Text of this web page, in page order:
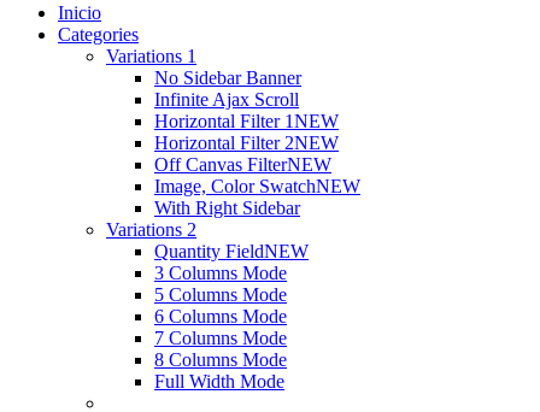
Inicio
Categories
Variations 1
No Sidebar Banner
Infinite Ajax Scroll
Horizontal Filter 1NEW
Horizontal Filter 2NEW
Off Canvas FilterNEW
Image, Color SwatchNEW
With Right Sidebar
Variations 2
Quantity FieldNEW
3 Columns Mode
5 Columns Mode
6 Columns Mode
7 Columns Mode
8 Columns Mode
Full Width Mode